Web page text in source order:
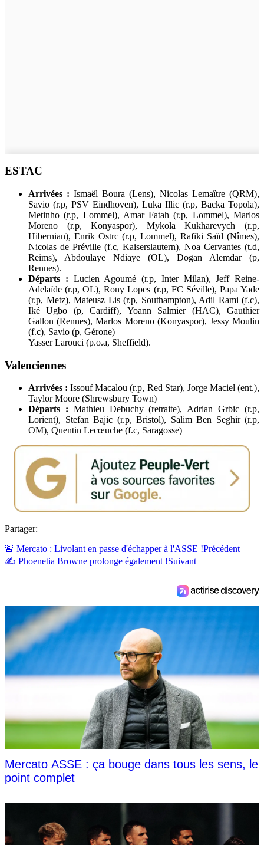
ESTAC
Arrivées : Ismaël Boura (Lens), Nicolas Lemaître (QRM),
Savio (r.p, PSV Eindhoven), Luka Illic (r.p, Backa Topola),
Metinho (r.p, Lommel), Amar Fatah (r.p, Lommel), Marlos
Moreno (r.p, Konyaspor), Mykola Kukharevych (r.p,
Hibernian), Enrik Ostrc (r.p, Lommel), Rafiki Saïd (Nîmes),
Nicolas de Préville (f.c, Kaiserslautern), Noa Cervantes (t.d,
Reims), Abdoulaye Ndiaye (OL), Dogan Alemdar (p,
Rennes).
Départs : Lucien Agoumé (r.p, Inter Milan), Jeff Reine-
Adelaïde (r.p, OL), Rony Lopes (r.p, FC Séville), Papa Yade
(r.p, Metz), Mateusz Lis (r.p, Southampton), Adil Rami (f.c),
Iké Ugbo (p, Cardiff), Yoann Salmier (HAC), Gauthier
Gallon (Rennes), Marlos Moreno (Konyaspor), Jessy Moulin
(f.c), Savio (p, Gérone)
Yasser Larouci (p.o.a, Sheffield).
Valenciennes
Arrivées : Issouf Macalou (r.p, Red Star), Jorge Maciel (ent.),
Taylor Moore (Shrewsbury Town)
Départs : Mathieu Debuchy (retraite), Adrian Grbic (r.p,
Lorient), Stefan Bajic (r.p, Bristol), Salim Ben Seghir (r.p,
OM), Quentin Lecœuche (f.c, Saragosse)
Partager:
🚨 Mercato : Livolant en passe d'échapper à l'ASSE !Précédent
✍️ Phoenetia Browne prolonge également !Suivant
Mercato ASSE : ça bouge dans tous les sens, le
point complet